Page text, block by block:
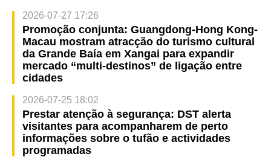
2026-07-27 17:26
Promoção conjunta: Guangdong-Hong Kong-
Macau mostram atracção do turismo cultural
da Grande Baía em Xangai para expandir
mercado “multi-destinos” de ligação entre
cidades
2026-07-25 18:02
Prestar atenção à segurança: DST alerta
visitantes para acompanharem de perto
informações sobre o tufão e actividades
programadas